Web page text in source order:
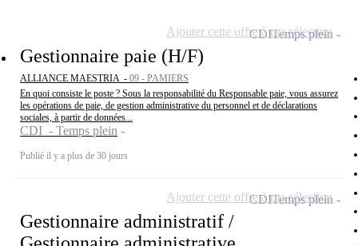
Gestionnaire paie (H/F)
ALLIANCE MAESTRIA - 09 - PAMIERS
En quoi consiste le poste ? Sous la responsabilité du Responsable paie, vous assurez
les opérations de paie, de gestion administrative du personnel et de déclarations
sociales, à partir de données...
CDI - Temps plein
Publié il y a plus de 30 jours
CDITemps plein
Ajouter cette offre à ma sélection
Gestionnaire administratif /
CDITemps plein
Ajouter cette offre à ma sélection